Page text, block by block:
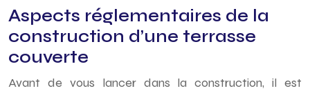
Aspects réglementaires de la
construction d’une terrasse
couverte
Avant de vous lancer dans la construction, il est